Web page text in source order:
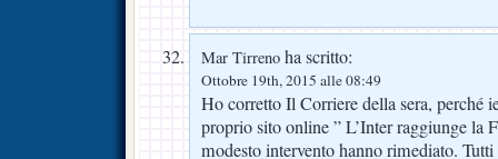
Mar Tirreno ha scritto:
Ottobre 19th, 2015 alle 08:49
Ho corretto Il Corriere della sera, perché
proprio sito online ” L’Inter raggiunge la
modesto intervento hanno rimediato.